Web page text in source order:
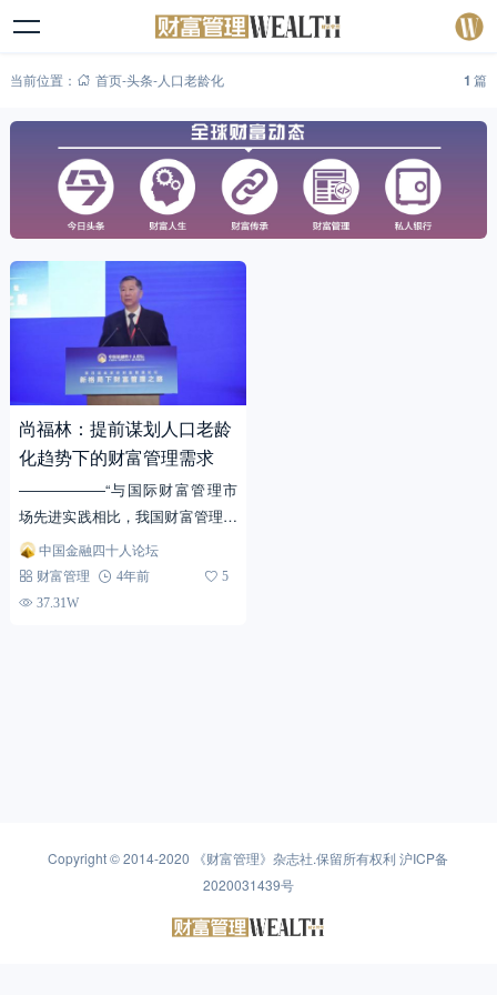
当前位置： 首页-头条-人口老龄化 1 篇
尚福林：提前谋划人口老龄
化趋势下的财富管理需求
——————“与国际财富管理市
场先进实践相比，我国财富管理市
场形成较晚，发展的前景和潜力巨
大。”9月12日，在中国金融四十人
论坛（CF40）主办...
中国金融四十人论坛
财富管理 4年前
5
37.31W
Copyright © 2014-2020 《财富管理》杂志社.保留所有权利沪ICP备
2020031439号